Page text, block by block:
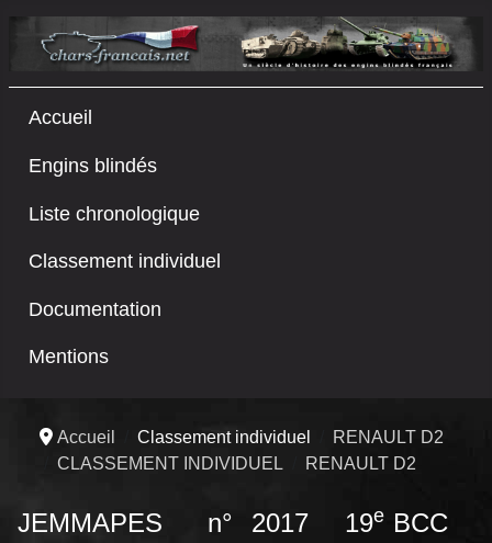
Accueil
Engins blindés
Liste chronologique
Classement individuel
Documentation
Mentions
Accueil Classement individuel
RENAULT D2
CLASSEMENT INDIVIDUEL
RENAULT D2
JEMMAPES n° 2017 19e BCC